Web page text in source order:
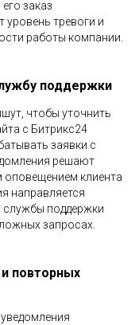
заказ
уровень тревоги и
работы компании.
поддержки
чтобы уточнить
с Битрикс24
заявки с
решают
клиента
направляется
службы поддержки
запросах.
повторных